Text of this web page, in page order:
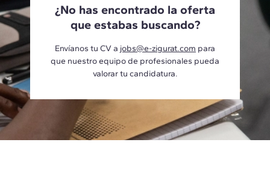
¿No has encontrado la oferta
que estabas buscando?
Envíanos tu CV a jobs@e-zigurat.com para
que nuestro equipo de profesionales pueda
valorar tu candidatura.